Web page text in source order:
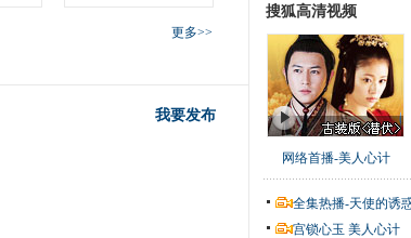
更多>>
我要发布
搜狐高清视频
网络首播-美人心计
全集热播-天使的诱
宫锁心玉 美人心计